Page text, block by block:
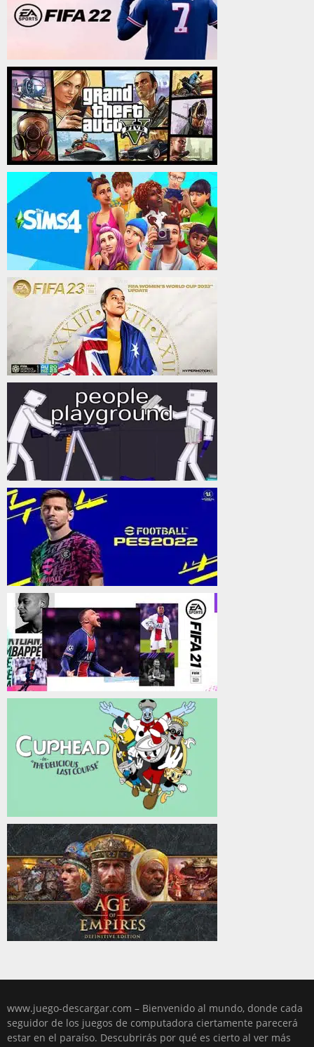
www.juego-descargar.com – Bienvenido al mundo, donde cada
seguidor de los juegos de computadora ciertamente parecerá
estar en el paraíso. Descubrirás por qué es cierto al ver más